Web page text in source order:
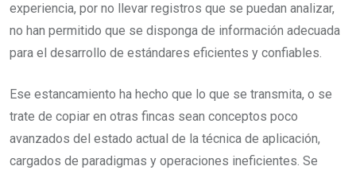
experiencia, por no llevar registros que se puedan analizar,
no han permitido que se disponga de información adecuada
para el desarrollo de estándares eficientes y confiables.
Ese estancamiento ha hecho que lo que se transmita, o se
trate de copiar en otras fincas sean conceptos poco
avanzados del estado actual de la técnica de aplicación,
cargados de paradigmas y operaciones ineficientes. Se